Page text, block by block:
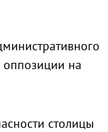
на
столицы